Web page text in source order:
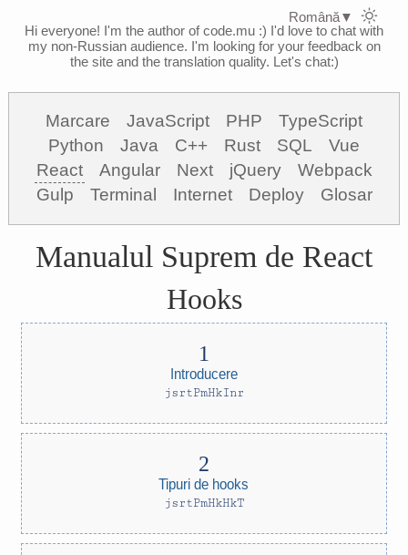
Hi everyone! I'm the author of code.mu :) I'd love to chat with
my non-Russian audience. I'm looking for your feedback on
the site and the translation quality. Let's chat:)
Marcare JavaScript PHP
TypeScript
Python
Java C++ Rust SQL
Vue
React
Angular Next jQuery
Webpack
Gulp
Terminal Internet Deploy Glosar
Manualul Suprem de React
Hooks
Introducere
jsrtPmHkInr
Tipuri de hooks
jsrtPmHkHkT
Română▼